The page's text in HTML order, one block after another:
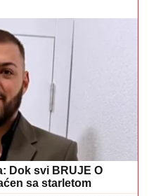
Dok svi BRUJE O
sa starletom